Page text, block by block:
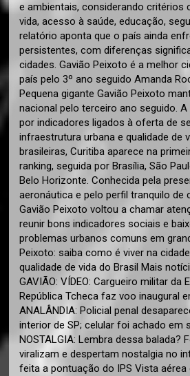
e ambientais, considerando critérios
vida, acesso à saúde, educação,
relatório aponta que o país ainda
persistentes, com diferenças
cidades. Gavião Peixoto é a melhor
país pelo 3º ano seguido Amanda
Pequena gigante Gavião Peixoto
nacional pelo terceiro ano seguido.
por indicadores ligados à oferta de
infraestrutura urbana e qualidade de
brasileiras, Curitiba aparece na
ranking, seguida por Brasília, São
Belo Horizonte. Conhecida pela
aeronáutica e pelo perfil tranquilo de
Gavião Peixoto voltou a chamar
reunir bons indicadores sociais e
problemas urbanos comuns em
Peixoto: saiba como é viver na
qualidade de vida do Brasil Mais
GAVIÃO: VÍDEO: Cargueiro militar da
República Tcheca faz voo inaugural
ANALÂNDIA: Policial penal
interior de SP; celular foi achado em
NOSTALGIA: Lembra dessa balada?
viralizam e despertam nostalgia no
feita a pontuação do IPS Vista aérea